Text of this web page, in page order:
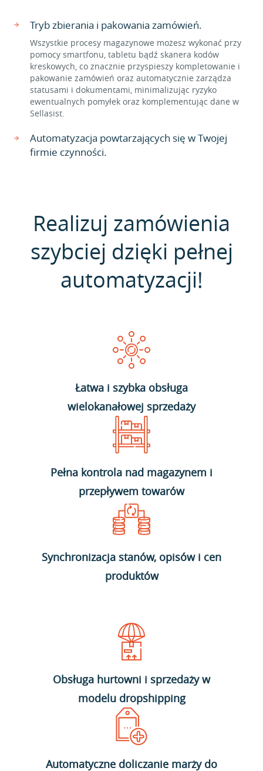
Tryb zbierania i pakowania zamówień.
Wszystkie procesy magazynowe możesz wykonać przy
pomocy smartfonu, tabletu bądź skanera kodów
kreskowych, co znacznie przyspieszy kompletowanie i
pakowanie zamówień oraz automatycznie zarządza
statusami i dokumentami, minimalizując ryzyko
ewentualnych pomyłek oraz komplementując dane w
Sellasist.
Automatyzacja powtarzających się w Twojej
firmie czynności.
Realizuj zamówienia
szybciej dzięki pełnej
automatyzacji!
Łatwa i szybka obsługa
wielokanałowej sprzedaży
Pełna kontrola nad magazynem i
przepływem towarów
Synchronizacja stanów, opisów i cen
produktów
Obsługa hurtowni i sprzedaży w
modelu dropshipping
Automatyczne doliczanie marży do